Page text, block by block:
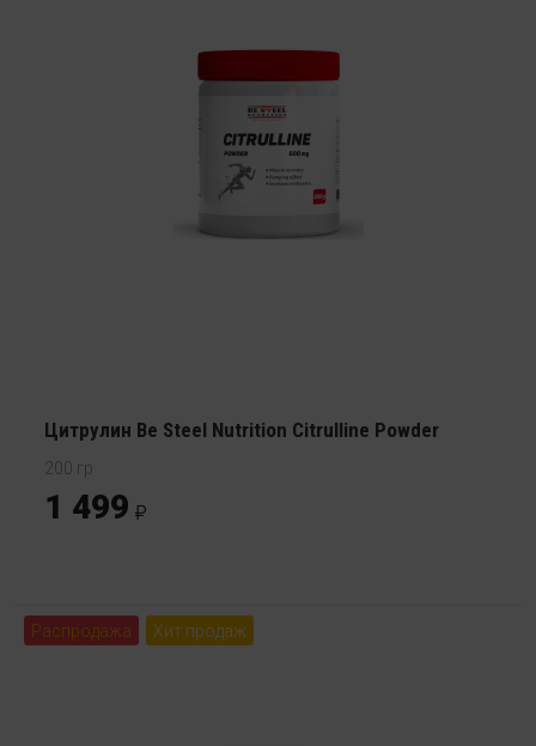
Цитрулин Be Steel Nutrition Citrulline Powder
200 гр
1 499
Распродажа Хит продаж